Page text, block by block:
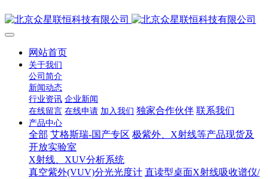
网站首页
关于我们
公司简介
新闻动态
行业资讯 企业新闻
在线留言 在线申请 加入我们 独家合作伙伴 联系我们
产品中心
全部 艾格斯瑞-国产专区 极紫外、X射线等产品现货及
开放实验室
X射线、XUV分析系统
真空紫外(VUV)分光光度计 直读型桌面X射线吸收谱仪/